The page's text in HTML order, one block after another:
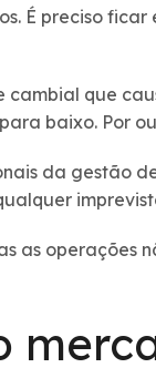
É preciso
que
baixo. Por
da gestão
as operações